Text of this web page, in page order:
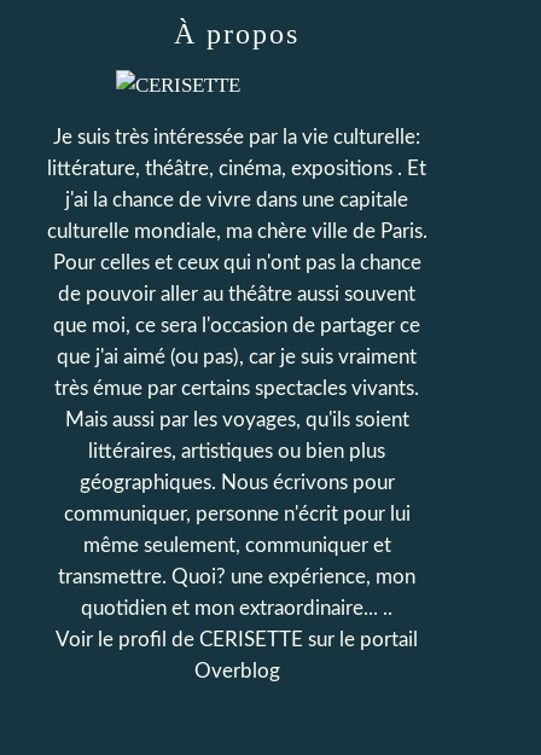
À propos
Je suis très intéressée par la vie culturelle:
littérature, théâtre, cinéma, expositions . Et
j'ai la chance de vivre dans une capitale
culturelle mondiale, ma chère ville de Paris.
Pour celles et ceux qui n'ont pas la chance
de pouvoir aller au théâtre aussi souvent
que moi, ce sera l'occasion de partager ce
que j'ai aimé (ou pas), car je suis vraiment
très émue par certains spectacles vivants.
Mais aussi par les voyages, qu'ils soient
littéraires, artistiques ou bien plus
géographiques. Nous écrivons pour
communiquer, personne n'écrit pour lui
même seulement, communiquer et
transmettre. Quoi? une expérience, mon
quotidien et mon extraordinaire... ..
Voir le profil de CERISETTE sur le portail
Overblog